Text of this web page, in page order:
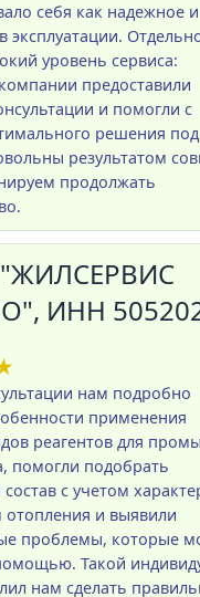
себя как надежное и
эксплуатации.
уровень сервиса:
предоставили
и помогли с
решения
результатом
продолжать
ИНН
нам подробно
применения
реагентов для
помогли подобрать
с учетом
отопления и выявили
проблемы, которые
Такой
нам сделать